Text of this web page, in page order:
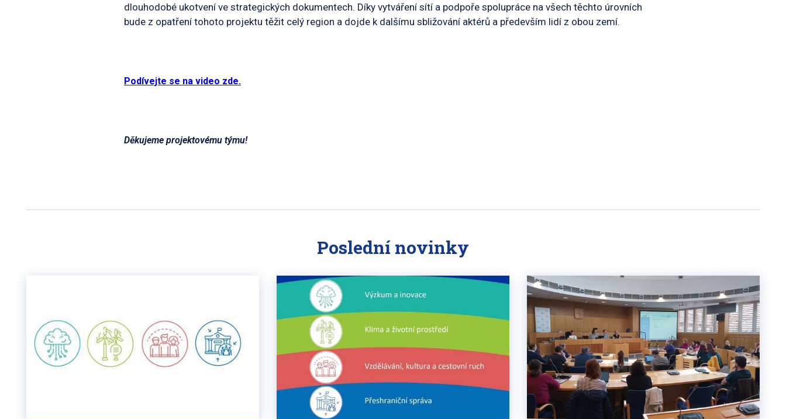
dlouhodobé ukotvení ve strategických dokumentech. Díky vytváření sítí a podpoře spolupráce na všech těchto úrovních
bude z opatření tohoto projektu těžit celý region a dojde k dalšímu sbližování aktérů a především lidí z obou zemí.
Podívejte se na video zde.
Děkujeme projektovému týmu!
Poslední novinky